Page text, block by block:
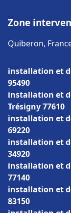
Zone
Quiberon,
installation et
95490
installation et
Trésigny 77610
installation et
69220
installation et
34920
installation et
77140
installation et
83150